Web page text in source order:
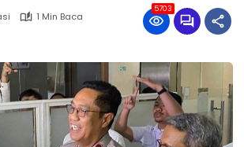
1 Min Baca
5703